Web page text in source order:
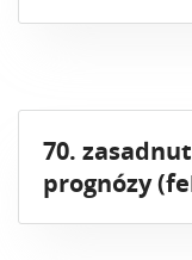
70.
prognózy